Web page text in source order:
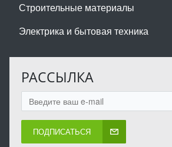
Строительные материалы
Электрика и бытовая техника
РАССЫЛКА
ПОДПИСАТЬСЯ